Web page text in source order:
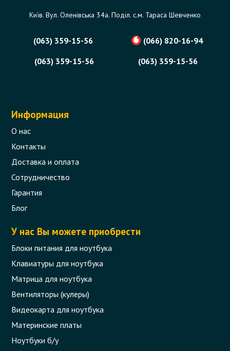
Київ. Вул. Оленівська 34а. Поділ. с.м. Тараса Шевченко
(063) 359-15-56
(066) 820-16-94
(063) 359-15-56
(063) 359-15-56
Информация
О нас
Контакты
Доставка и оплата
Сотрудничество
Гарантия
Блог
У нас Вы можете приобрести
Блоки питания для ноутбука
Клавиатуры для ноутбука
Матрица для ноутбука
Вентиляторы (кулеры)
Видеокарта для ноутбука
Материнские платы
Ноутбуки б/у